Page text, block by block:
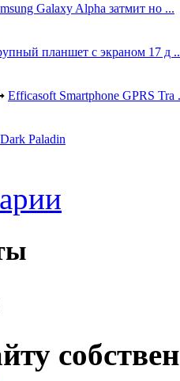
Galaxy Alpha затмит но ...
планшет с экраном 17 д
Efficasoft Smartphone GPRS Tra
Dark Paladin